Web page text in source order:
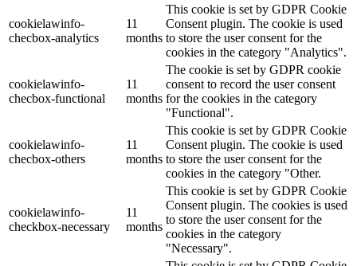
cookielawinfo-
checbox-analytics
11
months
This cookie is set by GDPR Cookie
Consent plugin. The cookie is used
to store the user consent for the
cookies in the category "Analytics".
cookielawinfo-
checbox-functional
11
months
The cookie is set by GDPR cookie
consent to record the user consent
for the cookies in the category
"Functional".
cookielawinfo-
checbox-others
11
months
This cookie is set by GDPR Cookie
Consent plugin. The cookie is used
to store the user consent for the
cookies in the category "Other.
cookielawinfo-
checkbox-necessary
11
months
This cookie is set by GDPR Cookie
Consent plugin. The cookies is used
to store the user consent for the
cookies in the category
"Necessary".